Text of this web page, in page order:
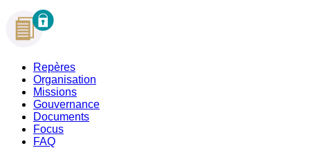
Repères
Organisation
Missions
Gouvernance
Documents
Focus
FAQ